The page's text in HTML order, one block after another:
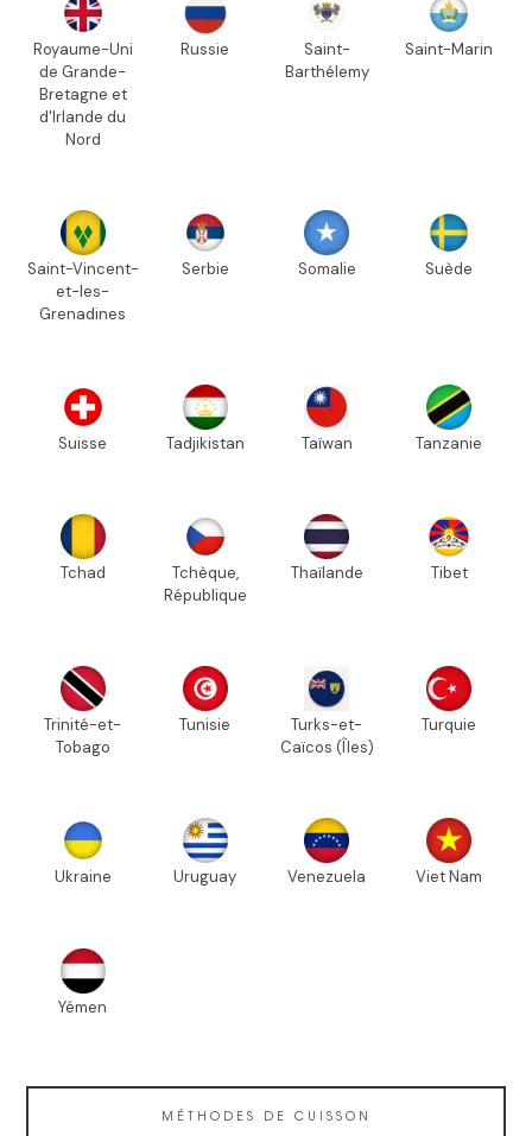
Royaume-Uni
de Grande-
Bretagne et
d'Irlande du
Nord
Russie
Saint-
Barthélemy
Saint-Marin
Saint-Vincent-
et-les-
Grenadines
Serbie Somalie Suède
Suisse Tadjikistan Taïwan Tanzanie
Tchad
Tchèque,
République
Thaïlande Tibet
Trinité-et-
Tobago
Tunisie
Turks-et-
Caïcos (Îles)
Turquie
Ukraine Uruguay Venezuela Viet Nam
Yémen
MÉTHODES DE CUISSON